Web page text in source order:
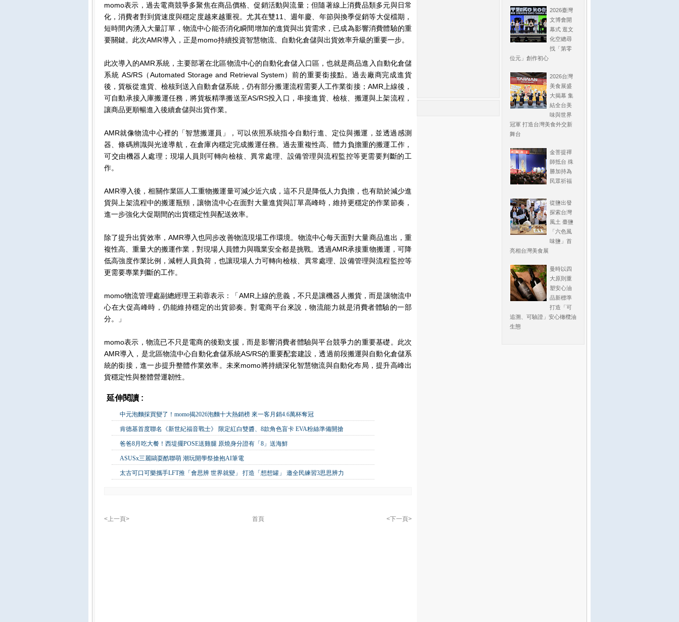
momo表示，過去電商競爭多聚焦在商品價格、促銷活動與流量；但隨著線上消費品類多元與日常
化，消費者對到貨速度與穩定度越來越重視。尤其在雙11、週年慶、年節與換季促銷等大促檔期，
短時間內湧入大量訂單，物流中心能否消化瞬間增加的進貨與出貨需求，已成為影響消費體驗的重
要關鍵。此次AMR導入，正是momo持續投資智慧物流、自動化倉儲與出貨效率升級的重要一步。
此次導入的AMR系統，主要部署在北區物流中心的自動化倉儲入口區，也就是商品進入自動化倉儲
系統 AS/RS（Automated Storage and Retrieval System）前的重要銜接點。過去廠商完成進貨
後，貨板從進貨、檢核到送入自動倉儲系統，仍有部分搬運流程需要人工作業銜接；AMR上線後，
可自動承接入庫搬運任務，將貨板精準搬送至AS/RS投入口，串接進貨、檢核、搬運與上架流程，
讓商品更順暢進入後續倉儲與出貨作業。
AMR就像物流中心裡的「智慧搬運員」，可以依照系統指令自動行進、定位與搬運，並透過感測
器、條碼辨識與光達導航，在倉庫內穩定完成搬運任務。過去重複性高、體力負擔重的搬運工作，
可交由機器人處理；現場人員則可轉向檢核、異常處理、設備管理與流程監控等更需要判斷的工
作。
AMR導入後，相關作業區人工重物搬運量可減少近六成，這不只是降低人力負擔，也有助於減少進
貨與上架流程中的搬運瓶頸，讓物流中心在面對大量進貨與訂單高峰時，維持更穩定的作業節奏，
進一步強化大促期間的出貨穩定性與配送效率。
除了提升出貨效率，AMR導入也同步改善物流現場工作環境。物流中心每天面對大量商品進出，重
複性高、重量大的搬運作業，對現場人員體力與職業安全都是挑戰。透過AMR承接重物搬運，可降
低高強度作業比例，減輕人員負荷，也讓現場人力可轉向檢核、異常處理、設備管理與流程監控等
更需要專業判斷的工作。
momo物流管理處副總經理王莉蓉表示：「AMR上線的意義，不只是讓機器人搬貨，而是讓物流中
心在大促高峰時，仍能維持穩定的出貨節奏。對電商平台來說，物流能力就是消費者體驗的一部
分。」
momo表示，物流已不只是電商的後勤支援，而是影響消費者體驗與平台競爭力的重要基礎。此次
AMR導入，是北區物流中心自動化倉儲系統AS/RS的重要配套建設，透過前段搬運與自動化倉儲系
統的銜接，進一步提升整體作業效率。未來momo將持續深化智慧物流與自動化布局，提升高峰出
貨穩定性與整體營運韌性。
延伸閱讀 :
中元泡麵採買變了！momo揭2026泡麵十大熱銷榜 來一客月銷4.6萬杯奪冠
肯德基首度聯名《新世紀福音戰士》 限定紅白雙醬、8款角色盲卡 EVA粉絲準備開搶
爸爸8月吃大餐！西堤擺POSE送雞腿 原燒身分證有「8」送海鮮
ASUSx三麗鷗耍酷聯萌 潮玩開學祭搶抱AI筆電
太古可口可樂攜手LFT推「會思辨 世界就變」 打造「想想罐」 邀全民練習3思思辨力
<上一頁> <下一頁>
首頁
2026臺灣
文博會開
幕式 逛文
化空總尋
找「第零
位元」創作初心
2026台灣
美食展盛
大揭幕 集
結全台美
味與世界
冠軍 打造台灣美食外交新
舞台
金菩提禪
師抵台 殊
勝加持為
民眾祈福
從鹽出發
探索台灣
風土 臺鹽
「六色風
味鹽」首
亮相台灣美食展
曼時以四
大原則重
塑安心油
品新標準
打造「可
追溯、可驗證」安心橄欖油
生態